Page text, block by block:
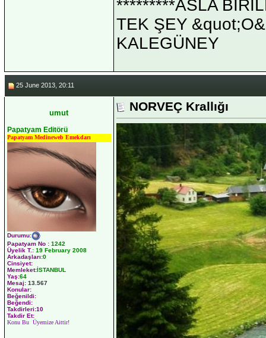
*********ASLA
TEK ŞEY
KALEGÜNEY
25 June 2013, 20:11
umut
Papatyam Editörü
Papatyam Medineweb Emekdarı
Durumu:
Papatyam No : 1242
Üyelik T.: 19 February 2008
Arkadaşları:0
Cinsiyet:
Memleket:İSTANBUL
Yaş:64
Mesaj: 13.567
Konular:
Beğenildi:
Beğendi:
Takdirleri:10
Takdir Et:
Konu Bu Üyemize Aittir!
NORVEÇ Krallığı